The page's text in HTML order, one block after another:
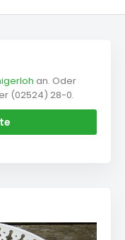
an. Oder
(02524) 28-0.